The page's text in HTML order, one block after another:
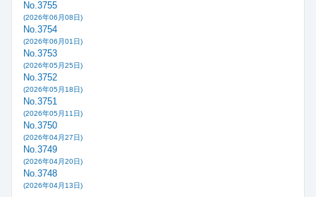
No.3755
(2026年06月08日)
No.3754
(2026年06月01日)
No.3753
(2026年05月25日)
No.3752
(2026年05月18日)
No.3751
(2026年05月11日)
No.3750
(2026年04月27日)
No.3749
(2026年04月20日)
No.3748
(2026年04月13日)